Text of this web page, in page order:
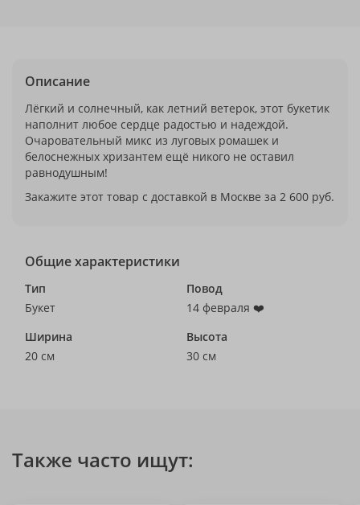
Описание
Лёгкий и солнечный, как летний ветерок, этот букетик
наполнит любое сердце радостью и надеждой.
Очаровательный микс из луговых ромашек и
белоснежных хризантем ещё никого не оставил
равнодушным!
Закажите этот товар с доставкой в Москве за 2 600 руб.
Общие характеристики
Тип
Букет
Повод
14 февраля ❤️
Ширина
20 см
Высота
30 см
Также часто ищут: